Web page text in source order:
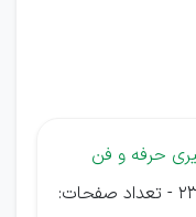
حرفه و فن
نوع فایل: PDF - تعداد سوالات: 235 - تعداد صفحات: